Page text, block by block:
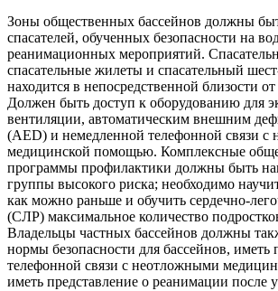
Зоны общественных бассейнов должны
спасателей, обученных безопасности на
реанимационных мероприятий.
спасательные жилеты и спасательный
находится в непосредственной близости от
Должен быть доступ к оборудованию для
вентиляции, автоматическим внешним
(AED) и немедленной телефонной связи с
медицинской помощью. Комплексные
программы профилактики должны быть
группы высокого риска; необходимо
как можно раньше и обучить сердечно-
(СЛР) максимальное количество
Владельцы частных бассейнов должны
нормы безопасности для бассейнов, иметь
телефонной связи с неотложными
иметь представление о реанимации после